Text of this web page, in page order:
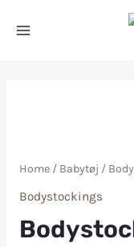
Home/ Babytøj /
Bodystockings